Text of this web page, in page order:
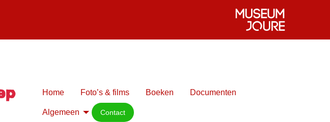
Home Foto’s & films Boeken Documenten
Algemeen Contact